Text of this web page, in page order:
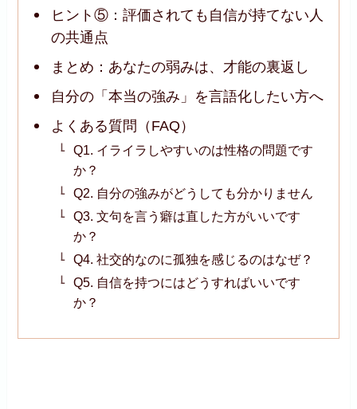
ヒント⑤：評価されても自信が持てない人
の共通点
まとめ：あなたの弱みは、才能の裏返し
自分の「本当の強み」を言語化したい方へ
よくある質問（FAQ）
Q1. イライラしやすいのは性格の問題です
か？
Q2. 自分の強みがどうしても分かりません
Q3. 文句を言う癖は直した方がいいです
か？
Q4. 社交的なのに孤独を感じるのはなぜ？
Q5. 自信を持つにはどうすればいいです
か？